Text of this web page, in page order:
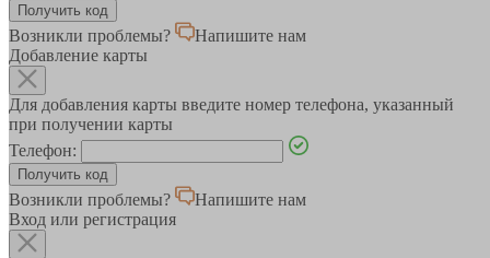
Возникли проблемы?
Напишите нам
Добавление карты
Для добавления карты введите номер телефона, указанный
при получении карты
Телефон:
Возникли проблемы?
Напишите нам
Вход или регистрация